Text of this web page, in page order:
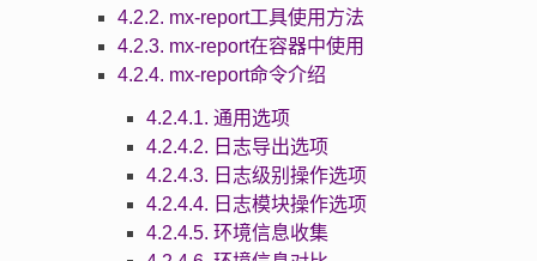
4.2.2. mx-report工具使用方法
4.2.3. mx-report在容器中使用
4.2.4. mx-report命令介绍
4.2.4.1. 通用选项
4.2.4.2. 日志导出选项
4.2.4.3. 日志级别操作选项
4.2.4.4. 日志模块操作选项
4.2.4.5. 环境信息收集